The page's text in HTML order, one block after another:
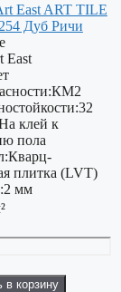
East ART TILE
Дуб Ричи
East
КМ2
32
клей к
пола
Кварц-
плитка (LVT)
2 мм
в корзину